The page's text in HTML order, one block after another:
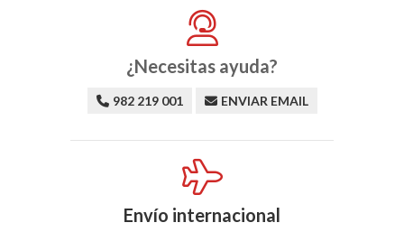
¿Necesitas ayuda?
982 219 001 ENVIAR EMAIL
Envío internacional